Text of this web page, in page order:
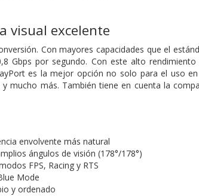
visual excelente
Con mayores capacidades que el
Gbps por segundo. Con este alto
es la mejor opción no solo para el uso
mucho más. También tiene en cuenta la
envolvente más natural
ángulos de visión (178°/178°)
FPS, Racing y RTS
Mode
y ordenado